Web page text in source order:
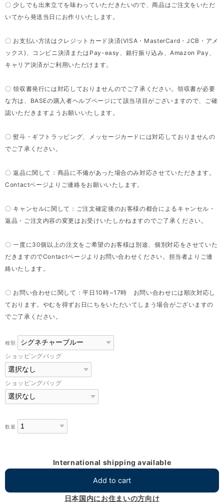
〇 少しでも出来立てを味わっていただきたいので、商品はご注文をいただ
いてから発送当日にお作りいたします。
〇 お支払い方法はクレジットカード決済(VISA・MasterCard・JCB・アメ
ックス)、コンビニ決済またはPay-easy、銀行振り込み、Amazon Pay、
キャリア決済がご利用いただけます。
〇 領収書発行には対応しておりませんのでご了承ください。領収書が必要
な方は、BASEの購入者ヘルプページにて該当項目がございますので、ご確
認いただきますようお願いいたします。
〇 熨斗・ギフトラッピング、メッセージカードには対応しておりませんの
でご了承ください。
〇 返品に関して：商品に不備があった場合のみ対応させていただきます。
Contactページよりご連絡をお願いいたします。
〇 キャンセルに関して：ご注文確定後のお客様の都合によるキャンセル・
返品・ご注文内容の変更はお受けいたしかねますのでご了承ください。
〇 一度に30個以上の注文をご希望のお客様は別途、個別対応をさせていた
だきますのでContactページよりお問い合わせください。担当者よりご連
絡いたします。
〇 お問い合わせに関して：平日10時~17時 お問い合わせには順次対応し
ております。やむを得ずお日にちをいただいてしまう場合がございますの
でご了承ください。
種類
ショッピングバッグ
ショッピングバッグ
数量
International shipping available
Add to cart
日本国内にお住まいの方向け